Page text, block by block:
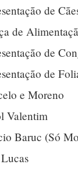
de
de
de
de
e Moreno
Valentim
Baruc (Só